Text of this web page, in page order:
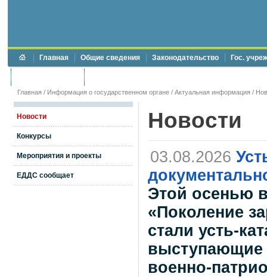
Главная Общие сведения Законодательство Гос.
Главная / Информация о государственном органе / Актуальная информация /
Новости
Конкурсы
Мероприятия и проекты
ЕДДС сообщает
Новости
03.08.2026
Этой осенью
«Поколение
стали усть-
выступающие
военно-